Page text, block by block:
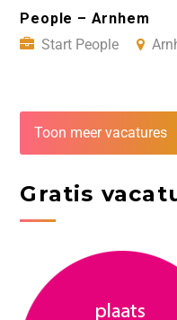
People – Arnhem
Start People
Toon meer vacatures
Gratis